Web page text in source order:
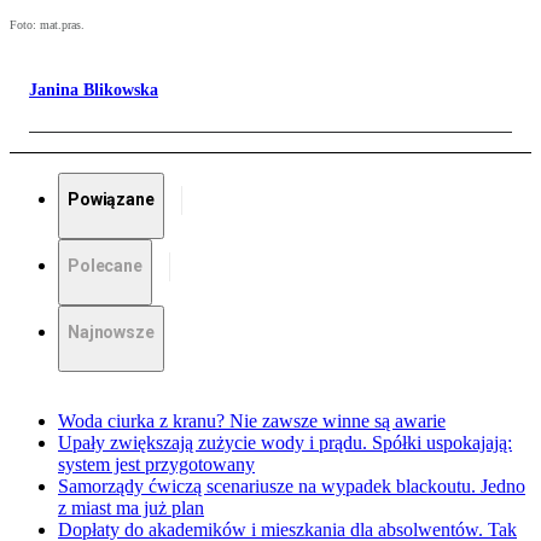
Foto: mat.pras.
Janina Blikowska
Powiązane
Polecane
Najnowsze
Woda ciurka z kranu? Nie zawsze winne są awarie
Upały zwiększają zużycie wody i prądu. Spółki uspokajają:
system jest przygotowany
Samorządy ćwiczą scenariusze na wypadek blackoutu. Jedno
z miast ma już plan
Dopłaty do akademików i mieszkania dla absolwentów. Tak